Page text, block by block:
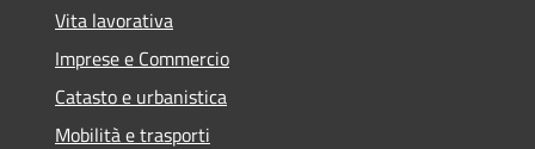
Vita lavorativa
Imprese e Commercio
Catasto e urbanistica
Mobilità e trasporti